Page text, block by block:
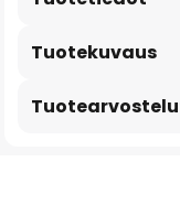
Tuotekuvaus